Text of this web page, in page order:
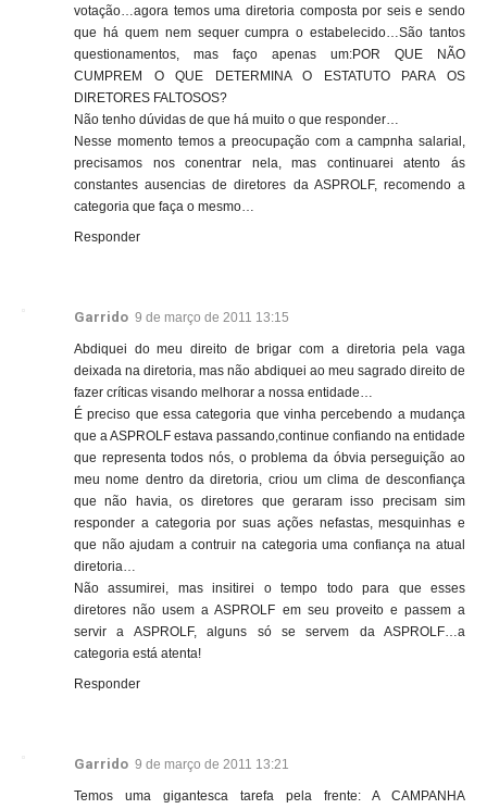
votação…agora temos uma diretoria composta por seis e sendo
que há quem nem sequer cumpra o estabelecido…São tantos
questionamentos, mas faço apenas um:POR QUE NÃO
CUMPREM O QUE DETERMINA O ESTATUTO PARA OS
DIRETORES FALTOSOS?
Não tenho dúvidas de que há muito o que responder…
Nesse momento temos a preocupação com a campnha salarial,
precisamos nos conentrar nela, mas continuarei atento ás
constantes ausencias de diretores da ASPROLF, recomendo a
categoria que faça o mesmo…
Responder
Garrido 9 de março de 2011 13:15
Abdiquei do meu direito de brigar com a diretoria pela vaga
deixada na diretoria, mas não abdiquei ao meu sagrado direito de
fazer críticas visando melhorar a nossa entidade…
É preciso que essa categoria que vinha percebendo a mudança
que a ASPROLF estava passando,continue confiando na entidade
que representa todos nós, o problema da óbvia perseguição ao
meu nome dentro da diretoria, criou um clima de desconfiança
que não havia, os diretores que geraram isso precisam sim
responder a categoria por suas ações nefastas, mesquinhas e
que não ajudam a contruir na categoria uma confiança na atual
diretoria…
Não assumirei, mas insitirei o tempo todo para que esses
diretores não usem a ASPROLF em seu proveito e passem a
servir a ASPROLF, alguns só se servem da ASPROLF…a
categoria está atenta!
Responder
Garrido 9 de março de 2011 13:21
Temos uma gigantesca tarefa pela frente: A CAMPANHA